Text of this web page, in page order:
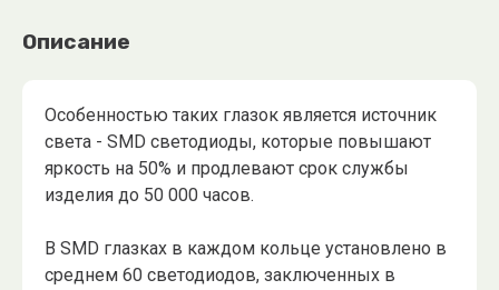
Описание
Особенностью таких глазок является источник
света - SMD светодиоды, которые повышают
яркость на 50% и продлевают срок службы
изделия до 50 000 часов.
В SMD глазках в каждом кольце установлено в
среднем 60 светодиодов, заключенных в